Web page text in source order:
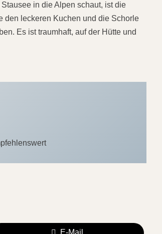
in die Alpen schaut, ist die
den leckeren Kuchen und die Schorle
Es ist traumhaft, auf der Hütte und
E-Mail